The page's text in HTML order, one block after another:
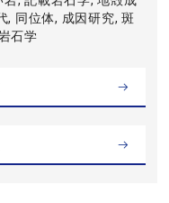
, 同位体, 成因研究, 斑
石学